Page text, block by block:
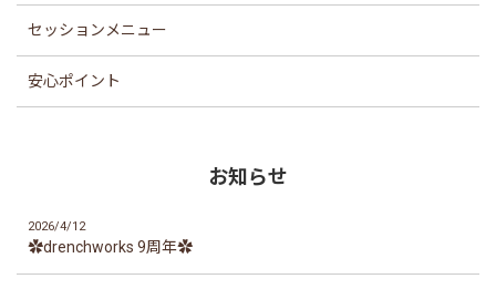
セッションメニュー
安心ポイント
お知らせ
2026/4/12
✿drenchworks 9周年✿